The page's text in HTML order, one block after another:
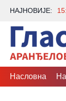
НАЈНОВИЈЕ:
Насловна